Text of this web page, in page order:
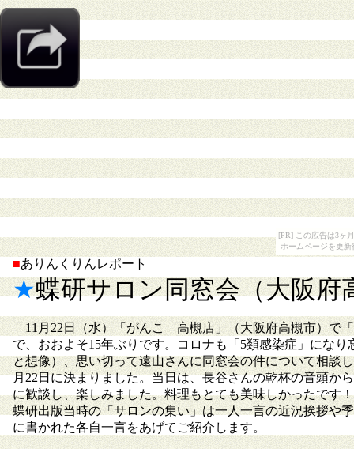
[PR] この広告は3ヶ
ホームページを更
■ありんくりんレポート
★蝶研サロン同窓会（大阪
11月22日（水）「がんこ 高槻店」（大阪府高槻市）で「
で、おおよそ15年ぶりです。コロナも「5類感染症」にな
と想像）、思い切って遠山さんに同窓会の件について相談
月22日に決まりました。当日は、長谷さんの乾杯の音頭か
に歓談し、楽しみました。料理もとても美味しかったです
蝶研出版当時の「サロンの集い」は一人一言の近況挨拶や
に書かれた各自一言をあげてご紹介します。